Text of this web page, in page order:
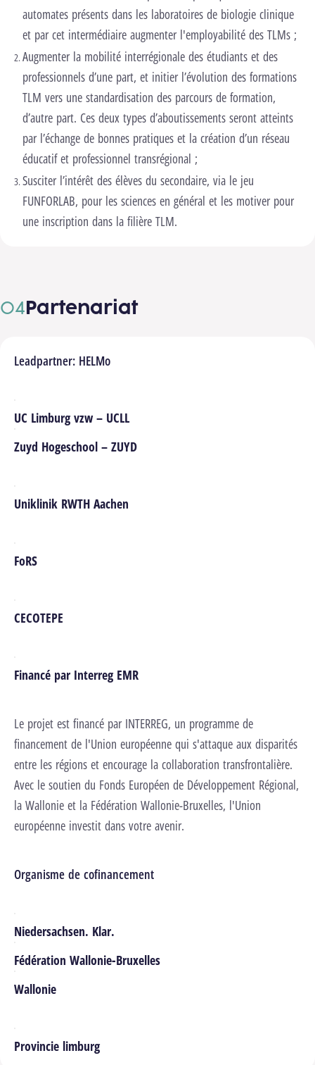
automates présents dans les laboratoires de biologie clinique
et par cet intermédiaire augmenter l'employabilité des TLMs ;
Augmenter la mobilité interrégionale des étudiants et des
professionnels d’une part, et initier l’évolution des formations
TLM vers une standardisation des parcours de formation,
d’autre part. Ces deux types d’aboutissements seront atteints
par l’échange de bonnes pratiques et la création d’un réseau
éducatif et professionnel transrégional ;
Susciter l’intérêt des élèves du secondaire, via le jeu
FUNFORLAB, pour les sciences en général et les motiver pour
une inscription dans la filière TLM.
Partenariat
Leadpartner: HELMo
UC Limburg vzw – UCLL
Zuyd Hogeschool – ZUYD
Uniklinik RWTH Aachen
FoRS
CECOTEPE
Financé par Interreg EMR
Le projet est financé par INTERREG, un programme de
financement de l'Union européenne qui s'attaque aux disparités
entre les régions et encourage la collaboration transfrontalière.
Avec le soutien du Fonds Européen de Développement Régional,
la Wallonie et la Fédération Wallonie-Bruxelles, l'Union
européenne investit dans votre avenir.
Organisme de cofinancement
Niedersachsen. Klar.
Fédération Wallonie-Bruxelles
Wallonie
Provincie limburg